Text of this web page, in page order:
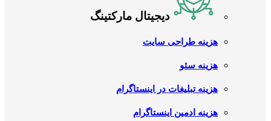
دیجیتال مارکتینگ
هزینه طراحی سایت
هزینه سئو
هزینه تبلیغات در اینستاگرام
هزینه ادمین اینستاگرام